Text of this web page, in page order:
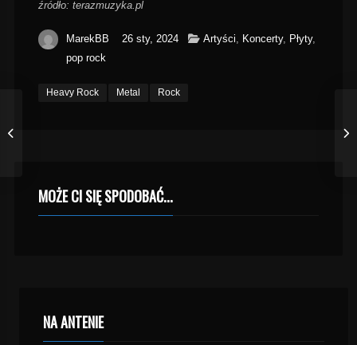
źródło: terazmuzyka.pl
MarekBB 26 sty, 2024 Artyści, Koncerty, Płyty,
pop rock
Heavy Rock Metal Rock
MOŻE CI SIĘ SPODOBAĆ...
NA ANTENIE